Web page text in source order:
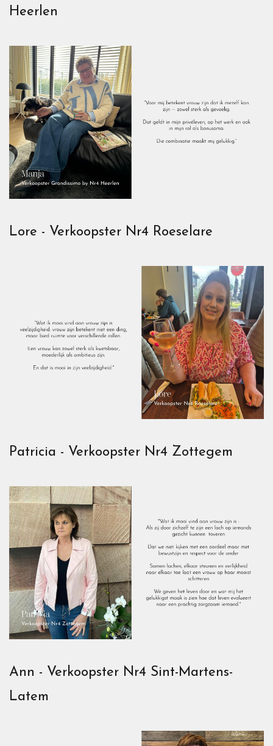
Heerlen
Lore - Verkoopster Nr4 Roeselare
Patricia - Verkoopster Nr4 Zottegem
Ann - Verkoopster Nr4 Sint-Martens-
Latem